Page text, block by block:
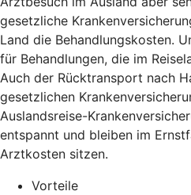
gesetzliche
Land die Behandlungskosten.
für Behandlungen, die im
Auch der Rücktransport nach
gesetzlichen
Auslandsreise-
entspannt und bleiben im
Arztkosten sitzen.
Vorteile